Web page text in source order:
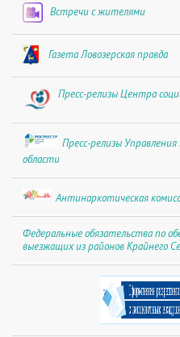
Встречи с жителями
Газета Ловозерская правда
Пресс-релизы Центра
Пресс-релизы
области
Антинаркотическая
Федеральные обязательства по
выезжащих из районов Крайнего